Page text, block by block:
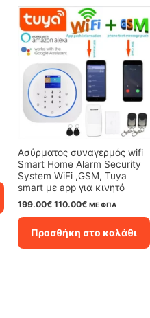
Ασύρματος συναγερμός wifi
Smart Home Alarm Security
System WiFi ,GSM, Tuya
smart με app για κινητό
199.00€ Original
199.00€.
110.00€Η
είναι:
110.00€.
ΜΕ ΦΠΑ
Προσθήκη στο καλάθι